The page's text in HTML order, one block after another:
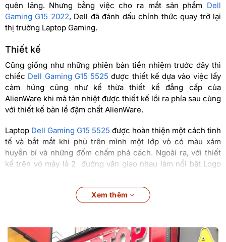
quên lãng. Nhưng bằng việc cho ra mắt sản phẩm Dell
Gaming G15 2022, Dell đã đánh dấu chính thức quay trở lại
thị trường Laptop Gaming.
Thiết kế
Cũng giống như những phiên bản tiền nhiệm trước đây thì
chiếc Dell Gaming G15 5525 được thiết kế dựa vào việc lấy
cảm hứng cũng như kế thừa thiết kế đẳng cấp của
AlienWare khi mà tản nhiệt được thiết kế lồi ra phía sau cùng
với thiết kế bản lề đậm chất AlienWare.
Laptop Dell Gaming G15 5525 được hoàn thiện một cách tinh
tế và bắt mắt khi phủ trên mình một lớp vỏ có màu xám
huyền bí và những đốm chấm phá cách. Ngoài ra, với thiết
kế trên vỏ máy là 2 đường vân giao nhau làm nổi bật Logo
Xem thêm